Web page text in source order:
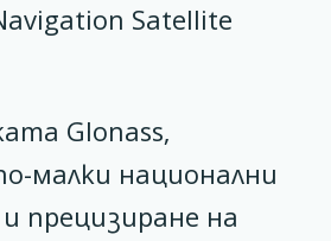
Satellite
Glonass,
малки национални
прецизиране на